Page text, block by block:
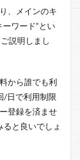
、メインのキ
ワード”とい
説明しまし
から誰でも利
/日で利用制限
登録を済ませ
と良いでしょ